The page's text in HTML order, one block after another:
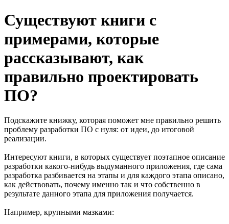
Существуют книги с
примерами, которые
рассказывают, как
правильно проектировать
ПО?
Подскажите книжку, которая поможет мне правильно решить
проблему разработки ПО с нуля: от идеи, до итоговой
реализации.
Интересуют книги, в которых существует поэтапное описание
разработки какого-нибудь выдуманного приложения, где сама
разработка разбивается на этапы и для каждого этапа описано,
как действовать, почему именно так и что собственно в
результате данного этапа для приложения получается.
Например, крупными мазками: